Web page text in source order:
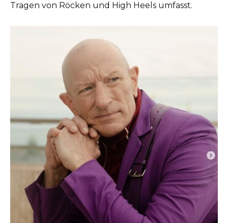
Tragen von Röcken und High Heels umfasst.